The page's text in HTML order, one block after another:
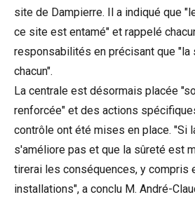
site de Dampierre. Il a indiqué que
ce site est entamé" et rappelé
responsabilités en précisant que
chacun".
La centrale est désormais placée
renforcée" et des actions
contrôle ont été mises en place. "Si
s'améliore pas et que la sûreté est
tirerai les conséquences, y compris
installations", a conclu M. André-